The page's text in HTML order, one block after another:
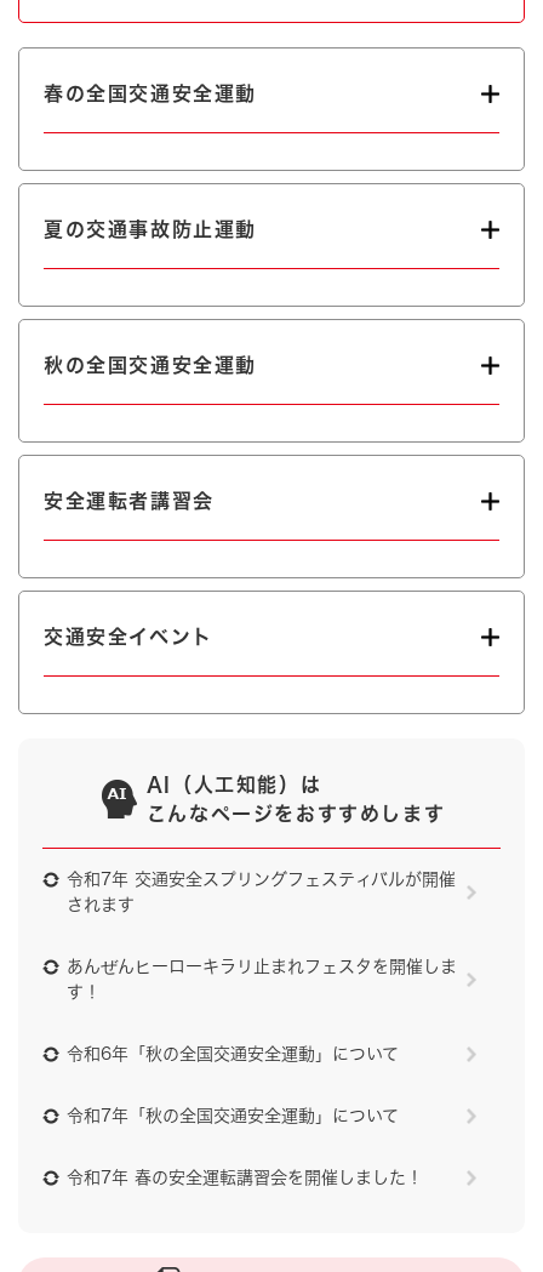
春の全国交通安全運動
夏の交通事故防止運動
秋の全国交通安全運動
安全運転者講習会
交通安全イベント
AI（人工知能）は
こんなページをおすすめします
令和7年 交通安全スプリングフェスティバルが開催
されます
あんぜんヒーローキラリ止まれフェスタを開催しま
す！
令和6年「秋の全国交通安全運動」について
令和7年「秋の全国交通安全運動」について
令和7年 春の安全運転講習会を開催しました！